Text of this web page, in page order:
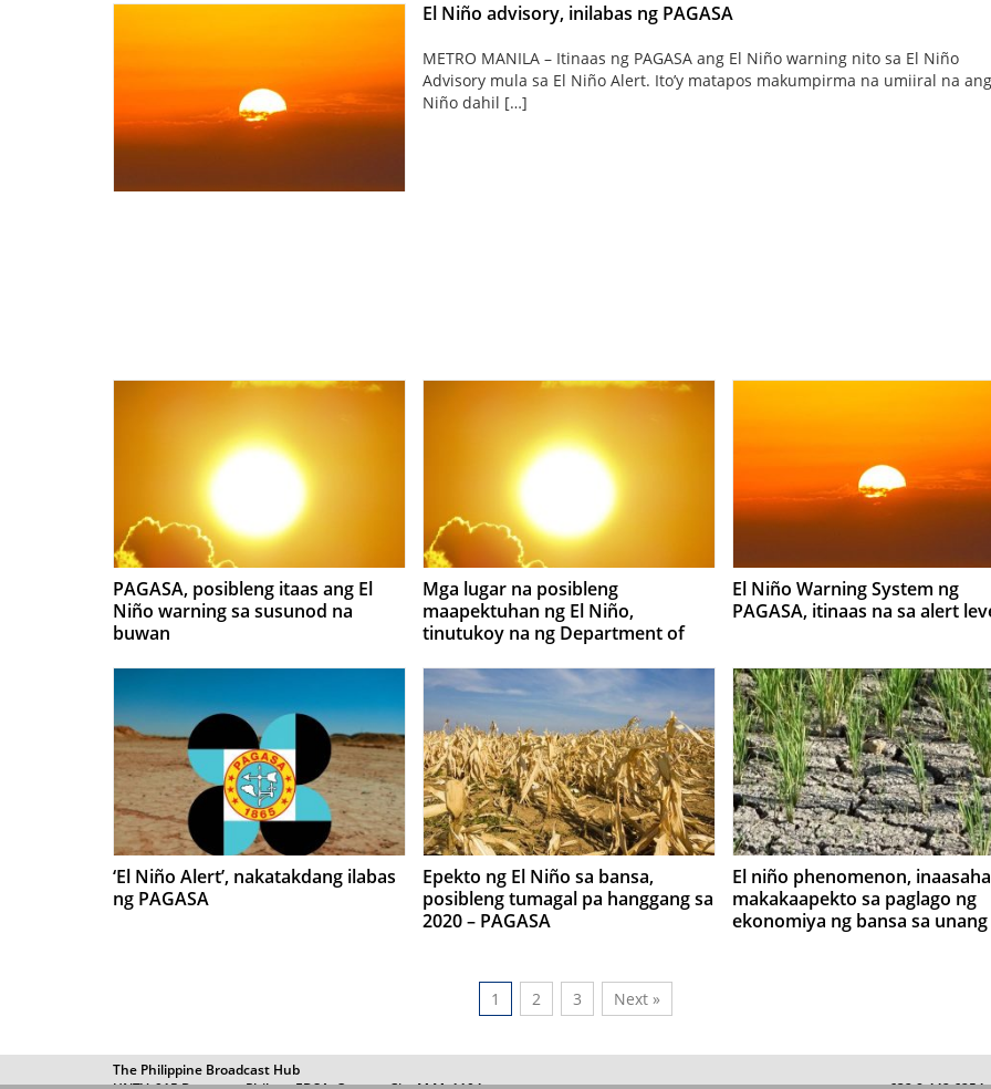
El Niño advisory, inilabas ng PAGASA
METRO MANILA – Itinaas ng PAGASA ang El Niño warning nito sa El Niño
Advisory mula sa El Niño Alert. Ito’y matapos makumpirma na umiiral na
Niño dahil […]
PAGASA, posibleng itaas ang El
Niño warning sa susunod na
buwan
Mga lugar na posibleng
maapektuhan ng El Niño,
tinutukoy na ng Department of
El Niño Warning System ng
PAGASA, itinaas na sa alert
‘El Niño Alert’, nakatakdang ilabas
ng PAGASA
Epekto ng El Niño sa bansa,
posibleng tumagal pa hanggang sa
2020 – PAGASA
El niño phenomenon,
makakaapekto sa paglago ng
ekonomiya ng bansa sa unang
1 2 3 Next »
The Philippine Broadcast Hub